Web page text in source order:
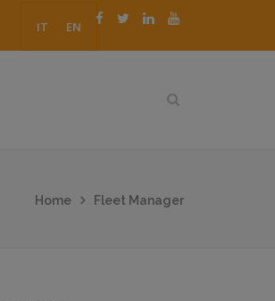
IT EN
Home Fleet Manager